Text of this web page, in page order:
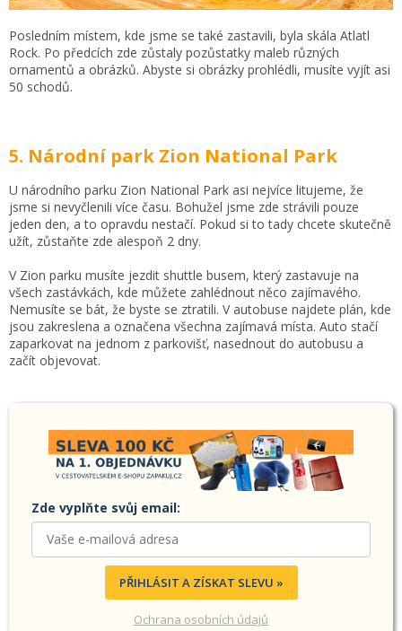
Posledním místem, kde jsme se také zastavili, byla skála Atlatl
Rock. Po předcích zde zůstaly pozůstatky maleb různých
ornamentů a obrázků. Abyste si obrázky prohlédli, musíte vyjít asi
50 schodů.
5. Národní park Zion National Park
U národního parku Zion National Park asi nejvíce litujeme, že
jsme si nevyčlenili více času. Bohužel jsme zde strávili pouze
jeden den, a to opravdu nestačí. Pokud si to tady chcete skutečně
užít, zůstaňte zde alespoň 2 dny.
V Zion parku musíte jezdit shuttle busem, který zastavuje na
všech zastávkách, kde můžete zahlédnout něco zajímavého.
Nemusíte se bát, že byste se ztratili. V autobuse najdete plán, kde
jsou zakreslena a označena všechna zajímavá místa. Auto stačí
zaparkovat na jednom z parkovišť, nasednout do autobusu a
začít objevovat.
Zde vyplňte svůj email:
PŘIHLÁSIT A ZÍSKAT SLEVU »
Ochrana osobních údajů